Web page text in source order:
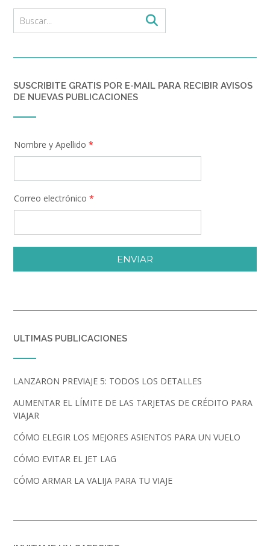
SUSCRIBITE GRATIS POR E-MAIL PARA RECIBIR AVISOS
DE NUEVAS PUBLICACIONES
Nombre y Apellido *
Correo electrónico *
ENVIAR
ULTIMAS PUBLICACIONES
LANZARON PREVIAJE 5: TODOS LOS DETALLES
AUMENTAR EL LÍMITE DE LAS TARJETAS DE CRÉDITO PARA
VIAJAR
CÓMO ELEGIR LOS MEJORES ASIENTOS PARA UN VUELO
CÓMO EVITAR EL JET LAG
CÓMO ARMAR LA VALIJA PARA TU VIAJE